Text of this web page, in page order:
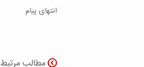
انتهای پیام
مطالب مرتبط